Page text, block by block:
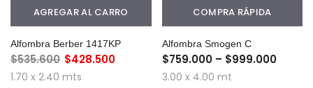
AGREGAR AL CARRO
Alfombra Berber 1417KP
$535.600 $428.500
1.70 x 2.40 mts
COMPRA RÁPIDA
Alfombra Smogen C
$759.000 – $999.000
3.00 x 4.00 mt